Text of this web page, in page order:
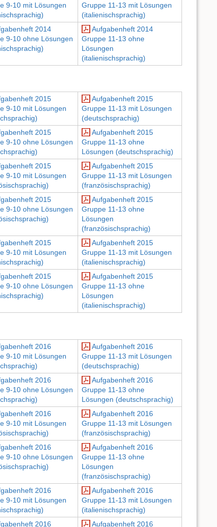
9-10 mit Lösungen
Gruppe 11-13 mit Lösungen
(italienischsprachig)
2014
9-10 ohne Lösungen
Aufgabenheft 2014
Gruppe 11-13 ohne
Lösungen
(italienischsprachig)
2015
9-10 mit Lösungen
Aufgabenheft 2015
Gruppe 11-13 mit Lösungen
(deutschsprachig)
2015
9-10 ohne Lösungen
Aufgabenheft 2015
Gruppe 11-13 ohne
Lösungen (deutschsprachig)
2015
9-10 mit Lösungen
Aufgabenheft 2015
Gruppe 11-13 mit Lösungen
(französischsprachig)
2015
9-10 ohne Lösungen
Aufgabenheft 2015
Gruppe 11-13 ohne
Lösungen
(französischsprachig)
2015
9-10 mit Lösungen
Aufgabenheft 2015
Gruppe 11-13 mit Lösungen
(italienischsprachig)
2015
9-10 ohne Lösungen
Aufgabenheft 2015
Gruppe 11-13 ohne
Lösungen
(italienischsprachig)
2016
9-10 mit Lösungen
Aufgabenheft 2016
Gruppe 11-13 mit Lösungen
(deutschsprachig)
2016
9-10 ohne Lösungen
Aufgabenheft 2016
Gruppe 11-13 ohne
Lösungen (deutschsprachig)
2016
9-10 mit Lösungen
Aufgabenheft 2016
Gruppe 11-13 mit Lösungen
(französischsprachig)
2016
9-10 ohne Lösungen
Aufgabenheft 2016
Gruppe 11-13 ohne
Lösungen
(französischsprachig)
2016
9-10 mit Lösungen
Aufgabenheft 2016
Gruppe 11-13 mit Lösungen
(italienischsprachig)
2016
Aufgabenheft 2016